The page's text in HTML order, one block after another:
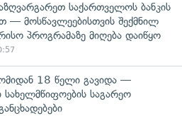
საქართველოს ბანკის
— მოსწავლეებისთვის შექმნილ
პროგრამაზე მიღება დაიწყო
18 წელი გავიდა —
საგარეო